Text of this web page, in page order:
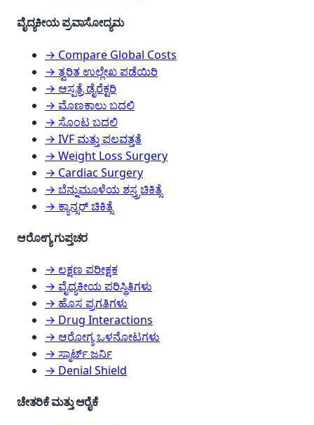
ವೈದ್ಯಕೀಯ ಪ್ರವಾಸೋದ್ಯಮ
→ Compare Global Costs
→ ತ್ವರಿತ ಉಲ್ಲೇಖ ಪಡೆಯಿರಿ
→ ಆಸ್ಪತ್ರೆ ಡೈರೆಕ್ಟರಿ
→ ಮೊಣಕಾಲು ಬದಲಿ
→ ಸೊಂಟ ಬದಲಿ
→ IVF ಮತ್ತು ಫಲವತ್ತತೆ
→ Weight Loss Surgery
→ Cardiac Surgery
→ ಬೆನ್ನುಮೂಳೆಯ ಶಸ್ತ್ರಚಿಕಿತ್ಸೆ
→ ಕ್ಯಾನ್ಸರ್ ಚಿಕಿತ್ಸೆ
ಆರೋಗ್ಯ ಗುಪ್ತಚರ
→ ಲಕ್ಷಣ ಪರೀಕ್ಷಕ
→ ವೈದ್ಯಕೀಯ ಪರಿಸ್ಥಿತಿಗಳು
→ ಹೊಸ ಪ್ರಗತಿಗಳು
→ Drug Interactions
→ ಆರೋಗ್ಯ ಒಳನೋಟಗಳು
→ ಸ್ಮಾರ್ಟ್ ಜರ್ನಿ
→ Denial Shield
ಚೇತರಿಕೆ ಮತ್ತು ಆರೈಕೆ